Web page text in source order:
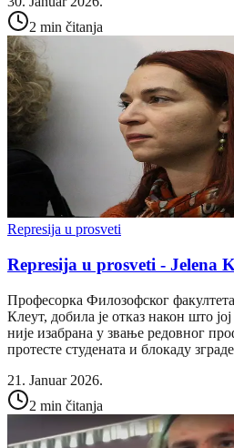
2 min čitanja
Represija u prosveti
Represija u prosveti - Jelena
Професорка Филозофског
Клеут, добила је отказ након што
није изабрана у звање редовног
протесте студената и блокаду
21. Januar 2026.
2 min čitanja